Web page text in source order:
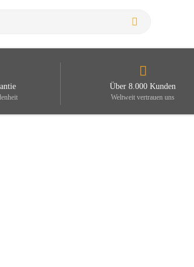
Über 8.000 Kunden
Weltweit vertrauen uns